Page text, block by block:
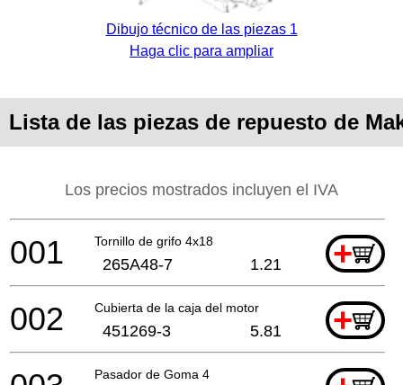
Dibujo técnico de las piezas 1
Haga clic para ampliar
Lista de las piezas de repuesto de
Los precios mostrados incluyen el IVA
Tornillo de grifo 4x18 +
001 265A48-7 1.21
Cubierta de la caja del motor +
002 451269-3 5.81
Pasador de Goma 4